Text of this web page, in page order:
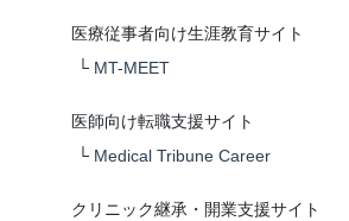
医療従事者向け生涯教育サイト
└ MT-MEET
医師向け転職支援サイト
└ Medical Tribune Career
クリニック継承・開業支援サイト